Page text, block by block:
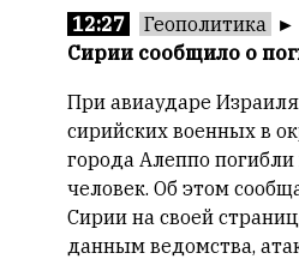
12:27 Геополитика ►
Сирии сообщило о
При авиаударе
сирийских военных в
города Алеппо погибли
человек. Об этом
Сирии на своей
данным ведомства,